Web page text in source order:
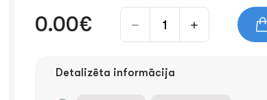
0.00€
Detalizēta informācija